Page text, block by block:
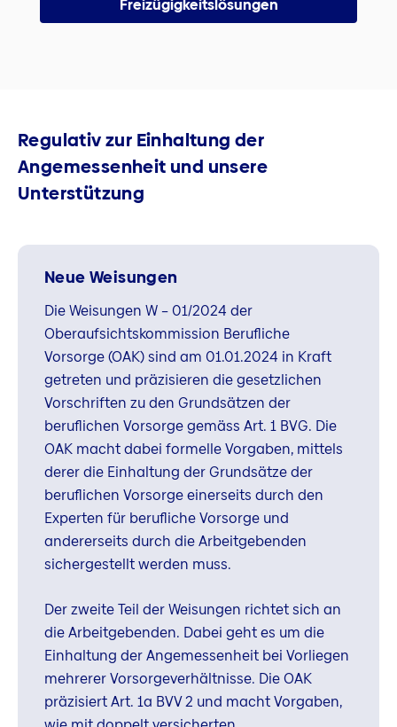
Freizügigkeitslösungen
Regulativ zur Einhaltung der
Angemessenheit und unsere
Unterstützung
Neue Weisungen
Die Weisungen W – 01/2024 der
Oberaufsichtskommission Berufliche
Vorsorge (OAK) sind am 01.01.2024 in Kraft
getreten und präzisieren die gesetzlichen
Vorschriften zu den Grundsätzen der
beruflichen Vorsorge gemäss Art. 1 BVG. Die
OAK macht dabei formelle Vorgaben, mittels
derer die Einhaltung der Grundsätze der
beruflichen Vorsorge einerseits durch den
Experten für berufliche Vorsorge und
andererseits durch die Arbeitgebenden
sichergestellt werden muss.
Der zweite Teil der Weisungen richtet sich an
die Arbeitgebenden. Dabei geht es um die
Einhaltung der Angemessenheit bei Vorliegen
mehrerer Vorsorgeverhältnisse. Die OAK
präzisiert Art. 1a BVV 2 und macht Vorgaben,